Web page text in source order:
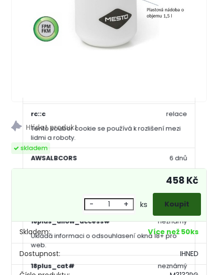
Zachovává stav uživatelské relace napříč
požadavky na stránky.
relace
rc::c
Tento soubor cookie se používá k rozlišení mezi
lidmi a roboty.
relace
AWSALBCORS
vyrovnáváním zátěže, aby se optimalizovala
uživatelská zkušenost.
6 dnů
18plus_allow_access#
Ukládá informaci o odsouhlasení okna 18+ pro
web.
neznámý
18plus_cat# neznámý
skladem
Skladem: Více než 50ks
Dostupnost: IHNED
458 Kč
- + ks